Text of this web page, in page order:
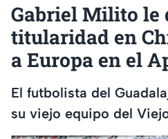
Gabriel Milito le
titularidad en
a Europa en el
El futbolista del
su viejo equipo del